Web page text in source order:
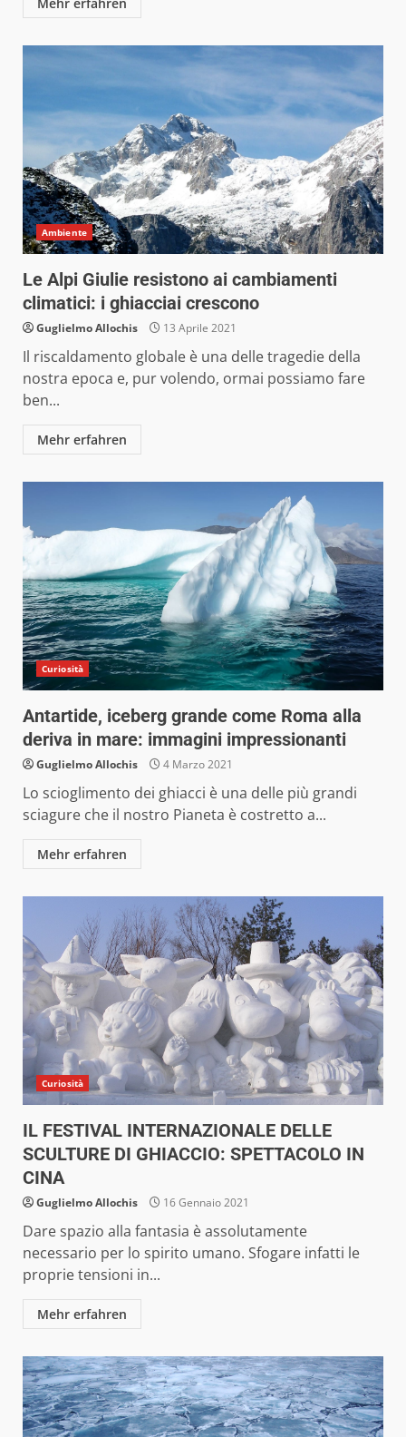
Ambiente
Le Alpi Giulie resistono ai cambiamenti
climatici: i ghiacciai crescono
Guglielmo Allochis 13 Aprile 2021
Il riscaldamento globale è una delle tragedie della
nostra epoca e, pur volendo, ormai possiamo fare
ben...
Mehr erfahren
Curiosità
Antartide, iceberg grande come Roma alla
deriva in mare: immagini impressionanti
Guglielmo Allochis 4 Marzo 2021
Lo scioglimento dei ghiacci è una delle più grandi
sciagure che il nostro Pianeta è costretto a...
Mehr erfahren
Curiosità
IL FESTIVAL INTERNAZIONALE DELLE
SCULTURE DI GHIACCIO: SPETTACOLO IN
CINA
Guglielmo Allochis 16 Gennaio 2021
Dare spazio alla fantasia è assolutamente
necessario per lo spirito umano. Sfogare infatti le
proprie tensioni in...
Mehr erfahren